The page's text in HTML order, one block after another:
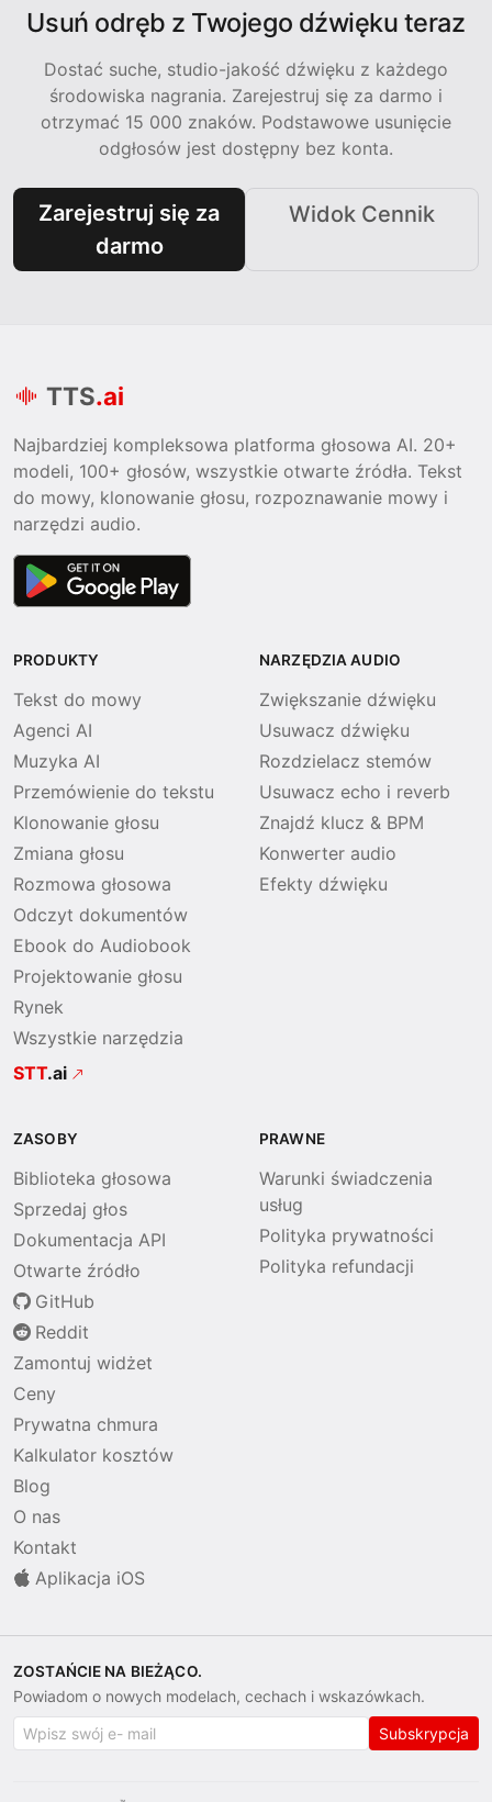
Usuń odręb z Twojego dźwięku teraz
Dostać suche, studio-jakość dźwięku z każdego
środowiska nagrania. Zarejestruj się za darmo i
otrzymać 15 000 znaków. Podstawowe usunięcie
odgłosów jest dostępny bez konta.
Zarejestruj się za
darmo
Widok Cennik
TTS.ai
Najbardziej kompleksowa platforma głosowa AI. 20+
modeli, 100+ głosów, wszystkie otwarte źródła. Tekst
do mowy, klonowanie głosu, rozpoznawanie mowy i
narzędzi audio.
PRODUKTY
Tekst do mowy
Agenci AI
Muzyka AI
Przemówienie do tekstu
Klonowanie głosu
Zmiana głosu
Rozmowa głosowa
Odczyt dokumentów
Ebook do Audiobook
Projektowanie głosu
Rynek
Wszystkie narzędzia
STT.ai
NARZĘDZIA AUDIO
Zwiększanie dźwięku
Usuwacz dźwięku
Rozdzielacz stemów
Usuwacz echo i reverb
Znajdź klucz & BPM
Konwerter audio
Efekty dźwięku
ZASOBY
Biblioteka głosowa
Sprzedaj głos
Dokumentacja API
Otwarte źródło
GitHub
Reddit
Zamontuj widżet
Ceny
Prywatna chmura
Kalkulator kosztów
Blog
O nas
Kontakt
Aplikacja iOS
PRAWNE
Warunki świadczenia
usług
Polityka prywatności
Polityka refundacji
ZOSTAŃCIE NA BIEŻĄCO.
Powiadom o nowych modelach, cechach i wskazówkach.
Subskrypcja